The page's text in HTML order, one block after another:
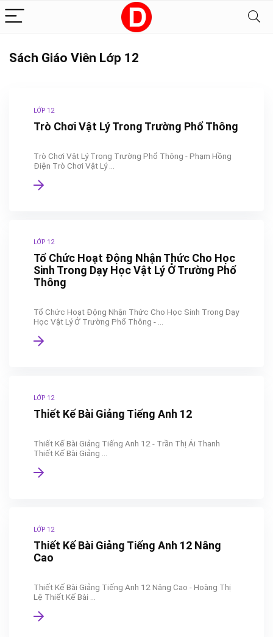
Sách Giáo Viên Lớp 12
LỚP 12
Trò Chơi Vật Lý Trong Trường Phổ Thông
Trò Chơi Vật Lý Trong Trường Phổ Thông - Phạm Hồng
Điện Trò Chơi Vật Lý ...
LỚP 12
Tổ Chức Hoạt Động Nhận Thức Cho Học
Sinh Trong Dạy Học Vật Lý Ở Trường Phổ
Thông
Tổ Chức Hoạt Động Nhận Thức Cho Học Sinh Trong Dạy
Học Vật Lý Ở Trường Phổ Thông - ...
LỚP 12
Thiết Kế Bài Giảng Tiếng Anh 12
Thiết Kế Bài Giảng Tiếng Anh 12 - Trần Thị Ái Thanh
Thiết Kế Bài Giảng ...
LỚP 12
Thiết Kế Bài Giảng Tiếng Anh 12 Nâng
Cao
Thiết Kế Bài Giảng Tiếng Anh 12 Nâng Cao - Hoàng Thị
Lệ Thiết Kế Bài ...